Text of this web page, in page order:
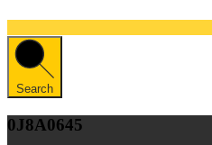
Search
0J8A0645